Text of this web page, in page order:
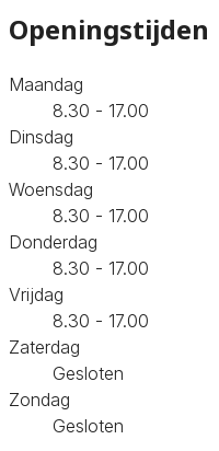
Openingstijden
Maandag
8.30 - 17.00
Dinsdag
8.30 - 17.00
Woensdag
8.30 - 17.00
Donderdag
8.30 - 17.00
Vrijdag
8.30 - 17.00
Zaterdag
Gesloten
Zondag
Gesloten